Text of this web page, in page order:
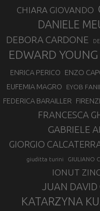
CHIARA GIOVANDO
DANIELE
DEBORA CARDONE
EDWARD YOUNG
ENRICA PERICO ENZO
EUFEMIA MAGRO EYOB
FEDERICA BARAILLER
FRANCESCA
GABRIELE
GIORGIO
giuditta turini GIULIANO
IONUT
JUAN DAVID
KATARZYNA